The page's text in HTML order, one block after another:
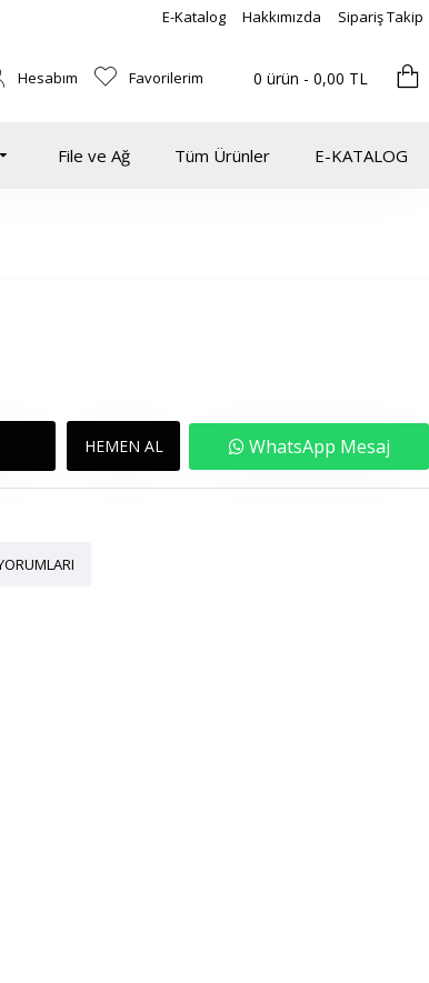
E-Katalog Hakkımızda Sipariş Takip
Hesabım Favorilerim 0 ürün - 0,00 TL
File ve Ağ Tüm Ürünler E-KATALOG
HEMEN AL WhatsApp Mesaj